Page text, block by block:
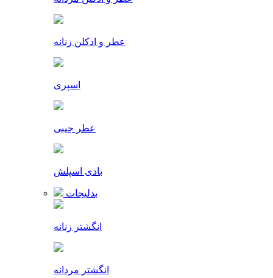
عطر و ادکلن زنانه
اسپری
عطر جیبی
بادی اسپلش
بدلیجات
انگشتر زنانه
انگشتر مردانه